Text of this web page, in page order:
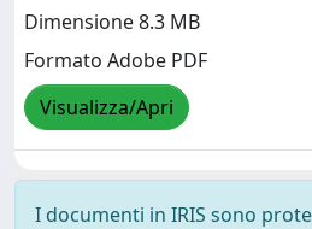
Dimensione 8.3 MB
Formato Adobe PDF
Visualizza/Apri
I documenti in IRIS sono